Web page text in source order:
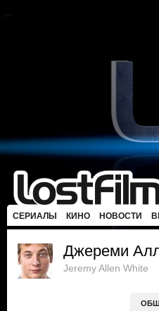
СЕРИАЛЫ КИНО НОВОСТИ
Джереми
Jeremy Allen White